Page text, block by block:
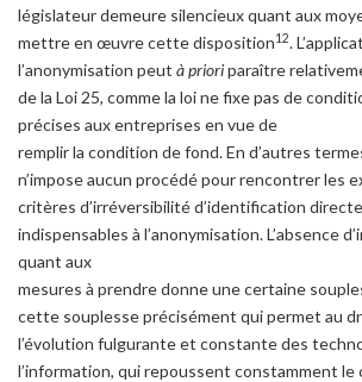
législateur demeure silencieux quant aux
mettre en œuvre cette disposition12.
l’anonymisation peut à prioriparaître
de la Loi 25, comme la loi ne fixe pas de
précises aux entreprises en vue de
remplir la condition de fond. En d’autres
n’impose aucun procédé pour rencontrer les
critères d’irréversibilité d’identification
indispensables à l’anonymisation. L’absence
quant aux
mesures à prendre donne une certaine
cette souplesse précisément qui permet au
l’évolution fulgurante et constante des
l’information, qui repoussent constamment le